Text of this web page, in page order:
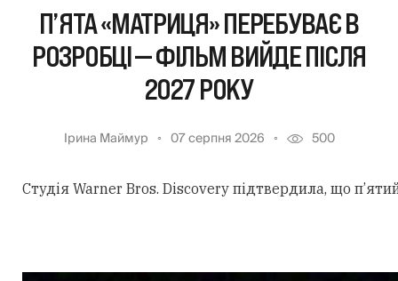
П’ЯТА «МАТРИЦЯ» ПЕРЕБУВАЄ В
РОЗРОБЦІ — ФІЛЬМ ВИЙДЕ ПІСЛЯ
2027 РОКУ
Ірина Маймур 07 серпня 2026 500
Студія Warner Bros. Discovery підтвердила, що